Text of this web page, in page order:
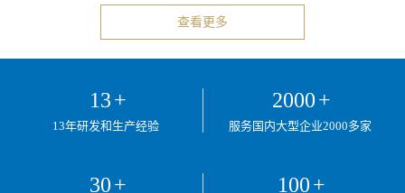
查看更多
13+
13年研发和生产经验
2000+
服务国内大型企业2000多家
30+ 100+